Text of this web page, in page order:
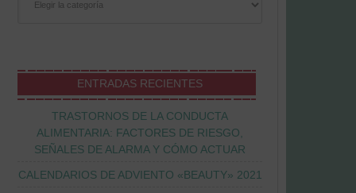
ENTRADAS RECIENTES
TRASTORNOS DE LA CONDUCTA
ALIMENTARIA: FACTORES DE RIESGO,
SEÑALES DE ALARMA Y CÓMO ACTUAR
CALENDARIOS DE ADVIENTO «BEAUTY» 2021